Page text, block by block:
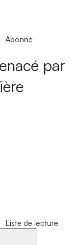
Abonné
par
Liste de lecture